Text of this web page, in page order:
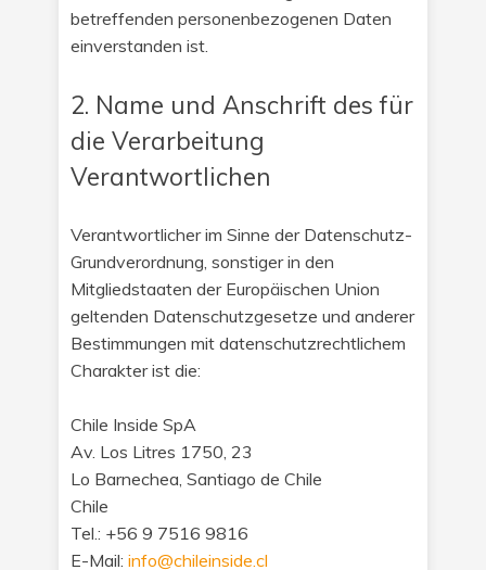
betreffenden personenbezogenen Daten
einverstanden ist.
2. Name und Anschrift des für
die Verarbeitung
Verantwortlichen
Verantwortlicher im Sinne der Datenschutz-
Grundverordnung, sonstiger in den
Mitgliedstaaten der Europäischen Union
geltenden Datenschutzgesetze und anderer
Bestimmungen mit datenschutzrechtlichem
Charakter ist die:
Chile Inside SpA
Av. Los Litres 1750, 23
Lo Barnechea, Santiago de Chile
Chile
Tel.: +56 9 7516 9816
E-Mail: info@chileinside.cl